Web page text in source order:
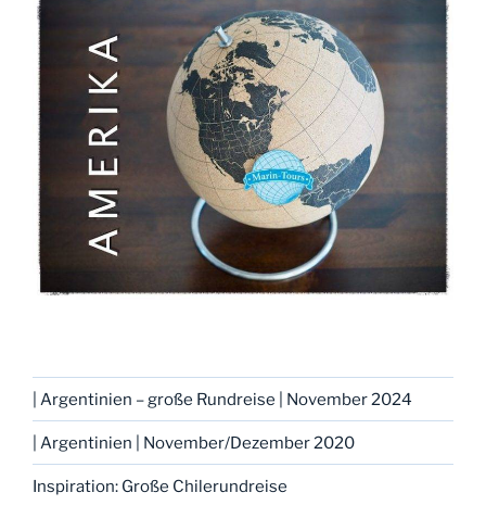
| Argentinien – große Rundreise | November 2024
| Argentinien | November/Dezember 2020
Inspiration: Große Chilerundreise